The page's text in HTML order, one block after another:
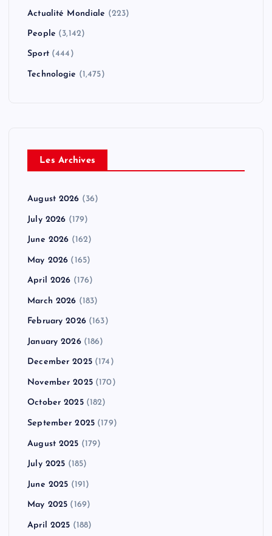
Actualité Mondiale (223)
People (3,142)
Sport(444)
Technologie (1,475)
Les Archives
August 2026 (36)
July 2026 (179)
June 2026 (162)
May 2026 (165)
April 2026 (176)
March 2026 (183)
February 2026(163)
January 2026(186)
December 2025(174)
November 2025(170)
October 2025(182)
September 2025 (179)
August 2025 (179)
July 2025 (185)
June 2025 (191)
May 2025 (169)
April 2025 (188)